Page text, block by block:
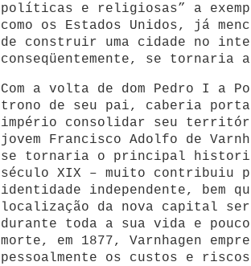
políticas e religiosas” a
como os Estados Unidos, já
de construir uma cidade no
conseqüentemente, se
Com a volta de dom Pedro I a
trono de seu pai, caberia
império consolidar seu
jovem Francisco Adolfo de
se tornaria o principal
século XIX – muito contribuiu
identidade independente, bem
localização da nova capital
durante toda a sua vida e
morte, em 1877, Varnhagen
pessoalmente os custos e